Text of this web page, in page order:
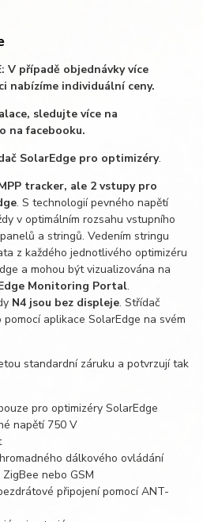
V případě objednávky více
nabízíme individuální ceny.
sledujte více na
na facebooku.
SolarEdge pro optimizéry.
tracker, ale 2 vstupy pro
. S technologií pevného napětí
v optimálním rozsahu vstupního
a stringů. Vedením stringu
z každého jednotlivého optimizéru
a mohou být vizualizována na
Monitoring Portal.
N4 jsou bez displeje. Střídač
aplikace SolarEdge na svém
standardní záruku a potvrzují tak
pro optimizéry SolarEdge
napětí 750 V
dálkového ovládání
nebo GSM
připojení pomocí ANT-